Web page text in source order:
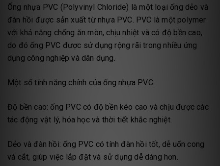
Ống nhựa PVC (Polyvinyl Chloride) là một loại ống dẻo và
đàn hồi được sản xuất từ nhựa PVC. PVC là một polymer
với khả năng chống ăn mòn, chịu nhiệt và có độ bền cao,
do đó ống PVC được sử dụng rộng rãi trong nhiều ứng
dụng công nghiệp và dân dụng.
Một số tính năng chính của ống nhựa PVC:
Độ bền cao: ống PVC có độ bền kéo cao và chịu được các
tác động vật lý, hóa học và thời tiết khắc nghiệt.
Dẻo và đàn hồi: ống PVC có tính đàn hồi tốt, dễ uốn cong
và cắt, giúp việc lắp đặt và sử dụng dễ dàng hơn.